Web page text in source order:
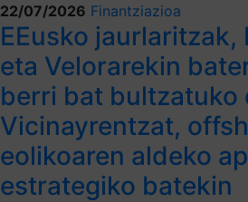
22/07/2026 Finantziazioa
EEusko jaurlaritzak,
eta Velorarekin
berri bat bultzatuko
Vicinayrentzat,
eolikoaren aldeko
estrategiko batekin